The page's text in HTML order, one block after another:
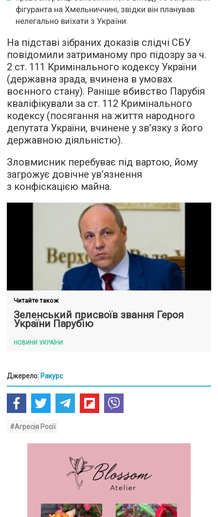
фігуранта на Хмельниччині, звідки він планував
нелегально виїхати з України.
На підставі зібраних доказів слідчі СБУ
повідомили затриманому про підозру за ч.
2 ст. 111 Кримінального кодексу України
(державна зрада, вчинена в умовах
воєнного стану). Раніше вбивство Парубія
кваліфікували за ст. 112 Кримінального
кодексу (посягання на життя народного
депутата України, вчинене у зв’язку з його
державною діяльністю).
Зловмисник перебуває під вартою, йому
загрожує довічне ув’язнення
з конфіскацією майна.
Читайте також
Зеленський присвоїв звання Героя
України Парубію
НОВИНИ УКРАЇНИ
Джерело: Ракурс
#Агресія Росії